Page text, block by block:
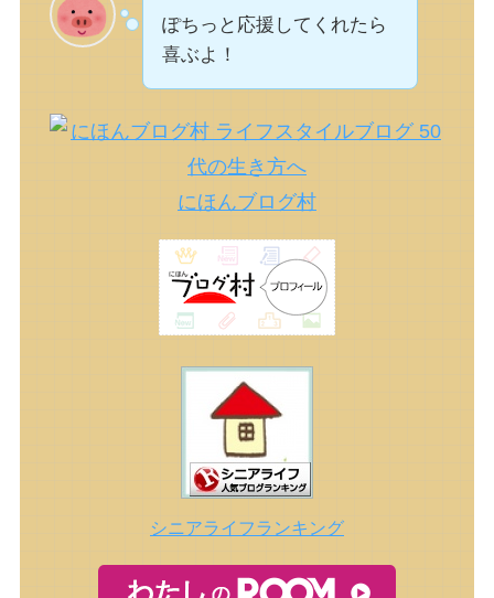
ぽちっと応援してくれたら
喜ぶよ！
にほんブログ村
シニアライフランキング